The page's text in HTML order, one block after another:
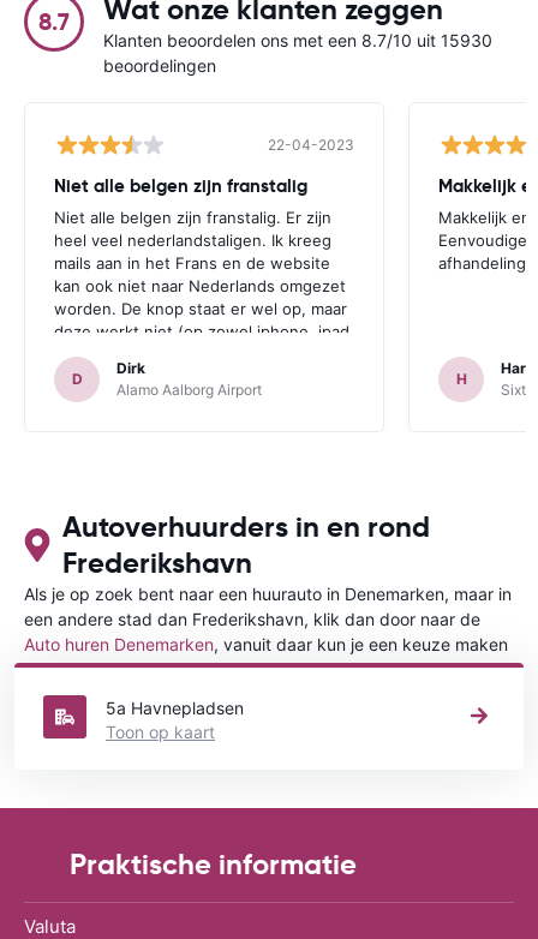
8.7 Wat onze klanten zeggen
Klanten beoordelen ons met een 8.7/10 uit 15930
beoordelingen
22-04-2023
Niet alle belgen zijn franstalig
Niet alle belgen zijn franstalig. Er zijn
heel veel nederlandstaligen. Ik kreeg
mails aan in het Frans en de website
kan ook niet naar Nederlands omgezet
worden. De knop staat er wel op, maar
deze werkt niet (op zowel iphone, ipad
als desktop geprobeerd.) Los dit
probleem nog op en dan boek ik zeker
terug.
D
Dirk
Alamo Aalborg Airport
Makkelijk en
Eenvoudige,
afhandeling
H
Sixt
Autoverhuurders in en rond
Frederikshavn
Als je op zoek bent naar een huurauto in Denemarken, maar in
een andere stad dan Frederikshavn, klik dan door naar de
Auto huren Denemarken, vanuit daar kun je een keuze maken
in welke stad in Denemarken je een auto huren wilt.
5a Havnepladsen
Toon op kaart
Praktische informatie
Valuta